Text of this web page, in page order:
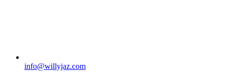
info@willyjaz.com